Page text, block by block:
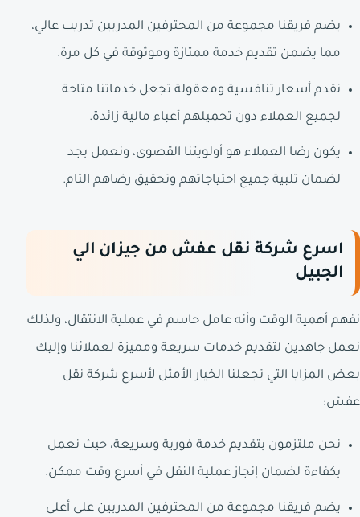
يضم فريقنا مجموعة من المحترفين المدربين تدريب عالي،
مما يضمن تقديم خدمة ممتازة وموثوقة في كل مرة.
نقدم أسعار تنافسية ومعقولة تجعل خدماتنا متاحة
لجميع العملاء دون تحميلهم أعباء مالية زائدة.
يكون رضا العملاء هو أولويتنا القصوى، ونعمل بجد
لضمان تلبية جميع احتياجاتهم وتحقيق رضاهم التام.
اسرع شركة نقل عفش من جيزان الي
الجبيل
نفهم أهمية الوقت وأنه عامل حاسم في عملية الانتقال، ولذلك
نعمل جاهدين لتقديم خدمات سريعة ومميزة لعملائنا وإليك
بعض المزايا التي تجعلنا الخيار الأمثل لأسرع شركة نقل
عفش:
نحن ملتزمون بتقديم خدمة فورية وسريعة، حيث نعمل
بكفاءة لضمان إنجاز عملية النقل في أسرع وقت ممكن.
يضم فريقنا مجموعة من المحترفين المدربين على أعلى